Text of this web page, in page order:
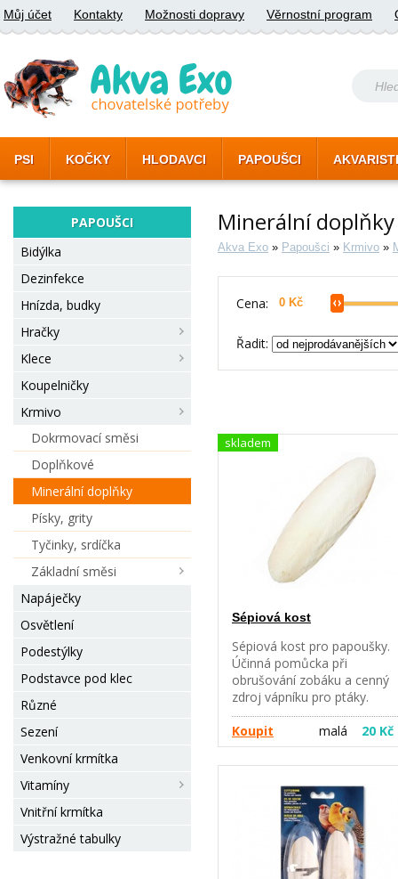
Můj účet Kontakty Možnosti dopravy Věrnostní program
PSI KOČKY HLODAVCI PAPOUŠCI
PAPOUŠCI
Bidýlka
Dezinfekce
Hnízda, budky
Hračky
Klece
Koupelničky
Krmivo
Dokrmovací směsi
Doplňkové
Minerální doplňky
Písky, grity
Tyčinky, srdíčka
Základní směsi
Napáječky
Osvětlení
Podestýlky
Podstavce pod klec
Různé
Sezení
Venkovní krmítka
Vitamíny
Vnitřní krmítka
Výstražné tabulky
Minerální
Akva Exo » Papoušci » Krmivo »
Cena:
Řadit:
skladem
Sépiová kost
Sépiová kost pro papoušky.
Účinná pomůcka při
obrušování zobáku a cenný
zdroj vápníku pro ptáky.
Velikosti: malá - 8-10 cm
14-18 cm extra velká - 20-24
cm
Koupit malá 20 Kč